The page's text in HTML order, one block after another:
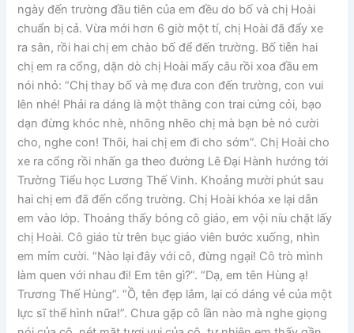
ngày đến trường đầu tiên của em đều do bố và chị Hoài
chuẩn bị cả. Vừa mới hơn 6 giờ một tí, chị Hoài đã đẩy xe
ra sân, rồi hai chị em chào bố để đến trường. Bố tiễn hai
chị em ra cổng, dặn dò chị Hoài mấy câu rồi xoa đầu em
nói nhỏ: “Chị thay bố và mẹ đưa con đến trường, con vui
lên nhé! Phải ra dáng là một thằng con trai cứng cỏi, bạo
dạn đừng khóc nhè, nhõng nhẽo chị mà bạn bè nó cười
cho, nghe con! Thôi, hai chị em đi cho sớm”. Chị Hoài cho
xe ra cổng rồi nhấn ga theo đường Lê Đại Hành hướng tới
Trường Tiểu học Lương Thế Vinh. Khoảng mười phút sau
hai chị em đã đến cổng trường. Chị Hoài khóa xe lại dẫn
em vào lớp. Thoáng thấy bóng cô giáo, em vội níu chặt lấy
chị Hoài. Cô giáo từ trên bục giáo viên bước xuống, nhìn
em mỉm cười. “Nào lại đây với cô, đừng ngại! Cô trò mình
làm quen với nhau đi! Em tên gì?”. “Dạ, em tên Hùng ạ!
Trương Thế Hùng”. “Ồ, tên đẹp lắm, lại có dáng vẻ của một
lực sĩ thể hình nữa!”. Chưa gặp cô lần nào mà nghe giọng